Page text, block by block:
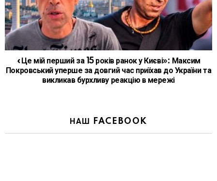
«Це мій перший за 15 років ранок у Києві»: Максим
Покровський уперше за довгий час приїхав до України та
викликав бурхливу реакцію в мережі
НАШ FACEBOOK